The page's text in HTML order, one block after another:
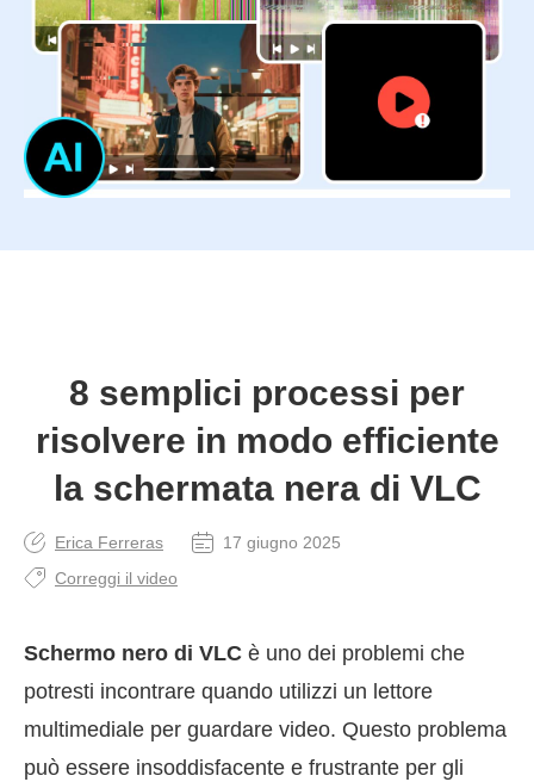
8 semplici processi per
risolvere in modo efficiente
la schermata nera di VLC
Erica Ferreras
17 giugno 2025
Correggi il video
Schermo nero di VLC è uno dei problemi che
potresti incontrare quando utilizzi un lettore
multimediale per guardare video. Questo problema
può essere insoddisfacente e frustrante per gli